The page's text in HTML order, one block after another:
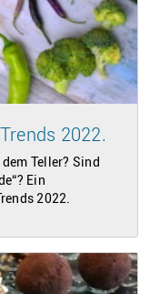
2022.
Teller? Sind
Ein
2022.